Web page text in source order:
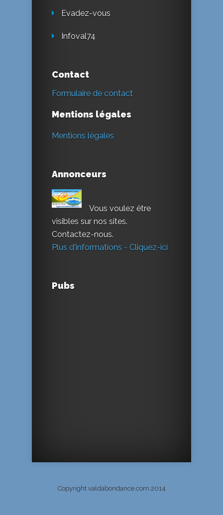
Evadez-vous
Infoval74
Contact
Formulaire de contact
Mentions légales
Mentions légales
Annonceurs
Vous voulez être
visibles sur nos sites.
Contactez-nous.
Plus d'informations - Cliquez-ici
Pubs
Copyright valdabondance.com 2014